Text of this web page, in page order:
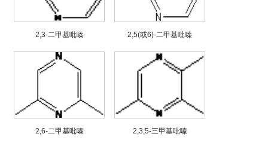
2,3-二甲基吡嗪 2,5(或6)-二甲基吡嗪
2,6-二甲基吡嗪 2,3,5-三甲基吡嗪